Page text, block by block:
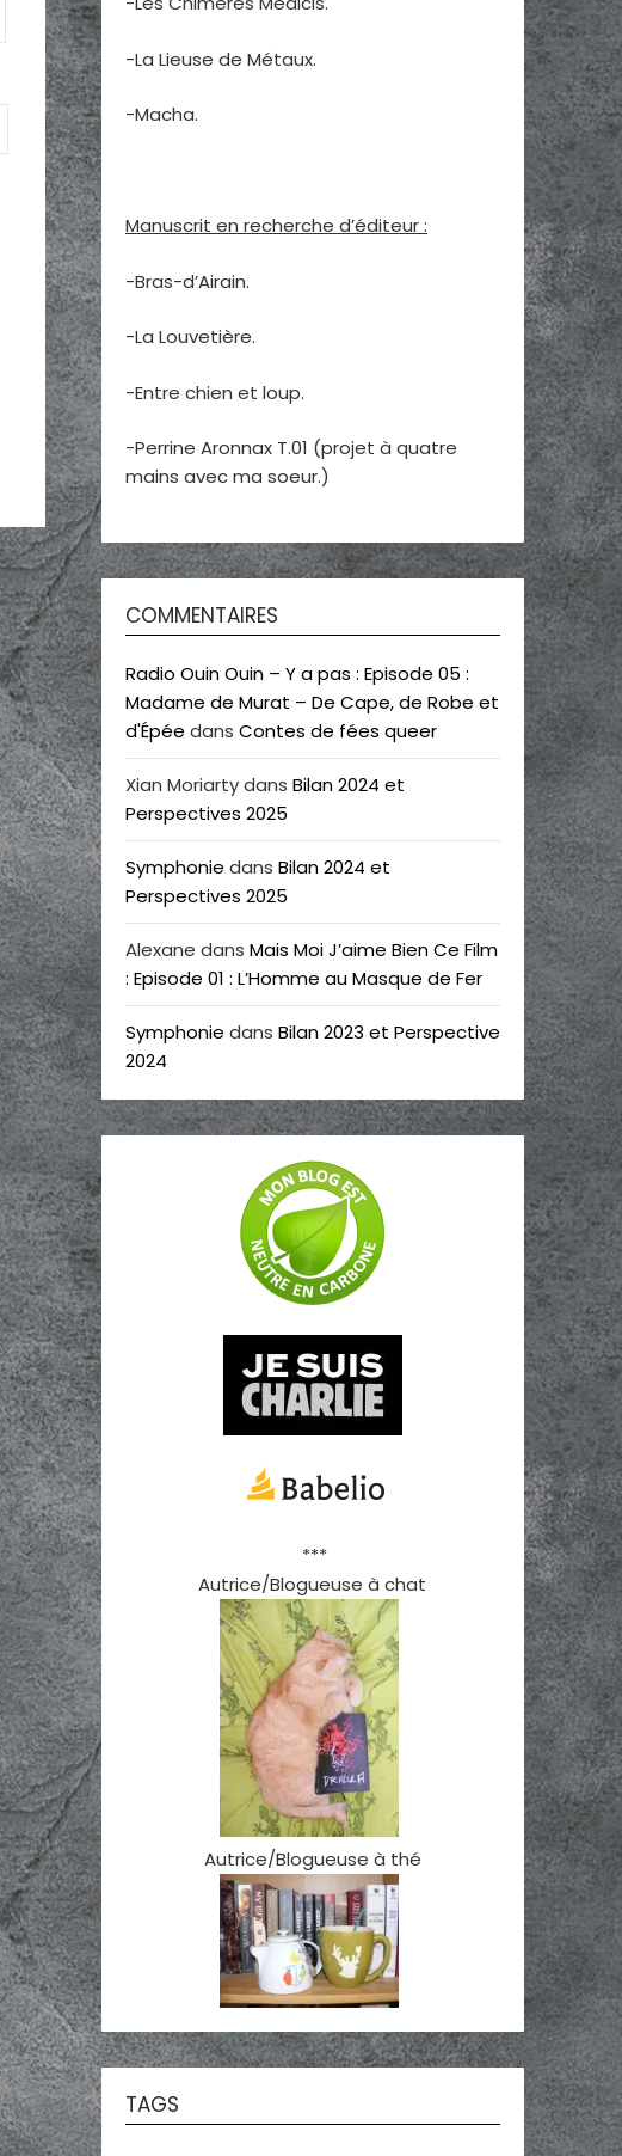
-La Lieuse de Métaux.
-Macha.
Manuscrit en recherche d’éditeur :
-Bras-d’Airain.
-La Louvetière.
-Entre chien et loup.
-Perrine Aronnax T.01 (projet à quatre
mains avec ma soeur.)
COMMENTAIRES
Radio Ouin Ouin – Y a pas : Episode 05 :
Madame de Murat – De Cape, de Robe et
d'Épée dans Contes de fées queer
Xian Moriartydans Bilan 2024 et
Perspectives 2025
Symphonie dans Bilan 2024 et
Perspectives 2025
Alexane dans Mais Moi J’aime Bien Ce Film
: Episode 01 : L’Homme au Masque de Fer
Symphonie dans Bilan 2023 et Perspective
2024
***
Autrice/Blogueuse à chat
Autrice/Blogueuse à thé
TAGS